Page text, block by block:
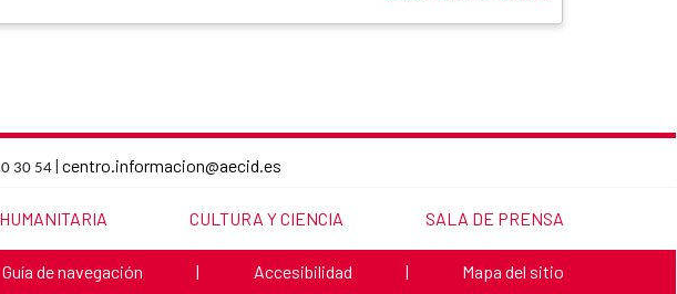
30 54| centro.informacion@aecid.es
details
WEBSITE: LINK TO THE WEBSITE:
CULTURA Y CIENCIA LINK TO THE WEBSITE:
SALA DE PRENSA
Link to the website:
Guía de navegación | Link to the website:
Accesibilidad | Link to the website:
Mapa del sitio